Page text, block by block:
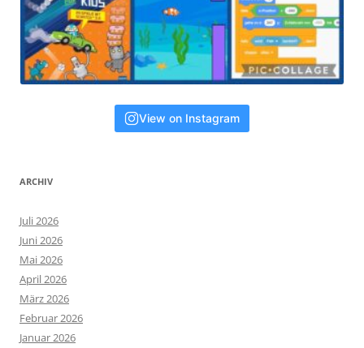
View on Instagram
ARCHIV
Juli 2026
Juni 2026
Mai 2026
April 2026
März 2026
Februar 2026
Januar 2026